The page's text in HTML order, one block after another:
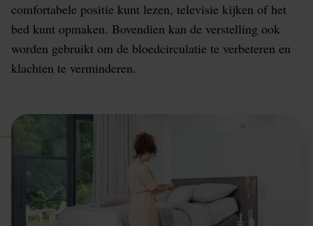
comfortabele positie kunt lezen, televisie kijken of het
bed kunt opmaken. Bovendien kan de verstelling ook
worden gebruikt om de bloedcirculatie te verbeteren en
klachten te verminderen.